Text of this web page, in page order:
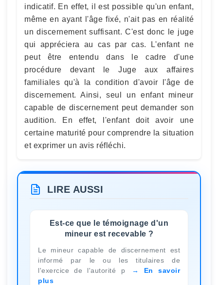
indicatif. En effet, il est possible qu'un enfant,
même en ayant l'âge fixé, n'ait pas en réalité
un discernement suffisant. C'est donc le juge
qui appréciera au cas par cas. L'enfant ne
peut être entendu dans le cadre d'une
procédure devant le Juge aux affaires
familiales qu'à la condition d'avoir l'âge de
discernement. Ainsi, seul un enfant mineur
capable de discernement peut demander son
audition. En effet, l'enfant doit avoir une
certaine maturité pour comprendre la situation
et exprimer un avis réfléchi.
LIRE AUSSI
Est-ce que le témoignage d'un
mineur est recevable ?
Le mineur capable de discernement est
informé par le ou les titulaires de
l'exercice de l'autorité p
En savoir
plus